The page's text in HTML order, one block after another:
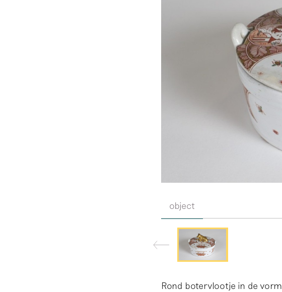
object
Rond botervlootje in de